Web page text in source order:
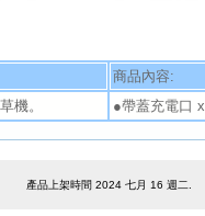
商品內容:
機。
●帶蓋充電口
產品上架時間 2024 七月 16 週二.